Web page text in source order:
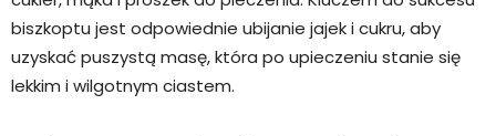
biszkoptu jest odpowiednie ubijanie jajek i cukru, aby
uzyskać puszystą masę, która po upieczeniu stanie się
lekkim i wilgotnym ciastem.